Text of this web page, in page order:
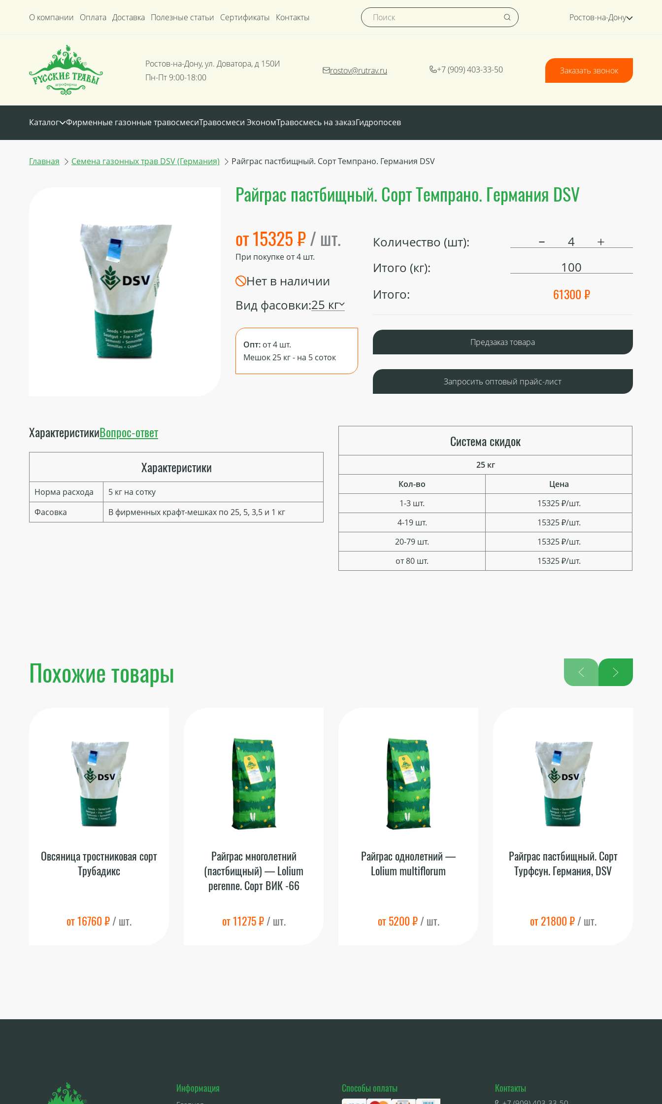
О компании Оплата Доставка Полезные статьи Сертификаты Контакты Ростов-на-Дону
Ростов-на-Дону, ул. Доватора, д 150И
Пн-Пт 9:00-18:00
rostov@rutrav.ru +7 (909) 403-33-50 Заказать звонок
Каталог Фирменные газонные травосмесиТравосмеси ЭкономТравосмесь на заказГидропосев
Главная Семена газонных трав DSV (Германия) Райграс пастбищный. Сорт Темпрано. Германия DSV
Райграс пастбищный. Сорт Темпрано. Германия DSV
от 15325 ₽/ шт.
При покупке от4шт.
Нет в наличии
Вид фасовки:25 кг
Опт:от 4 шт.
Мешок 25 кг - на 5 соток
Количество (шт):
Итого (кг):
100
Итого:
61300 ₽
Предзаказ товара
Запросить оптовый прайс-лист
ХарактеристикиВопрос-ответ
Характеристики
Норма расхода
5 кг на сотку
Фасовка
В фирменных крафт-мешках по 25, 5, 3,5 и 1 кг
Система скидок
25 кг
Кол-во
1-3 шт.
4-19 шт.
20-79 шт.
от 80 шт.
Цена
15325 ₽/шт.
15325 ₽/шт.
15325 ₽/шт.
15325 ₽/шт.
Похожие товары
Овсяница тростниковая сорт
Трубадикс
от 16760 ₽/ шт.
Райграс многолетний
(пастбищный) — Lolium
perenne. Сорт ВИК -66
от 11275 ₽/ шт.
Райграс однолетний —
Lolium multiflorum
от 5200 ₽/ шт.
Райграс пастбищный. Сорт
Турфсун. Германия, DSV
от 21800 ₽/ шт.
Информация Способы оплаты Контакты